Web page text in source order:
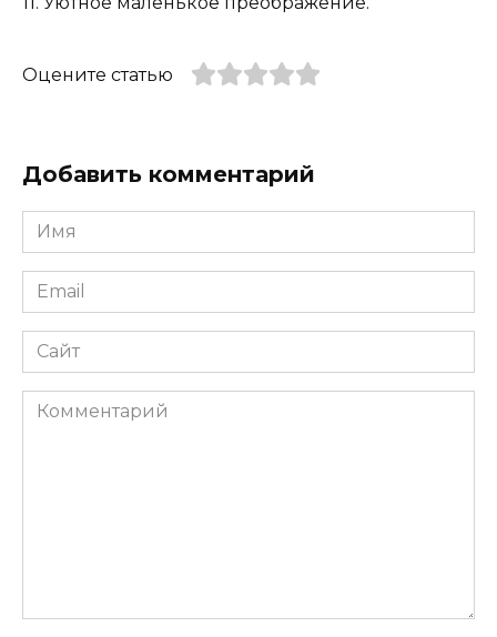
Оцените статью
Добавить комментарий
Имя
*
Email
*
Сайт
Комментарий